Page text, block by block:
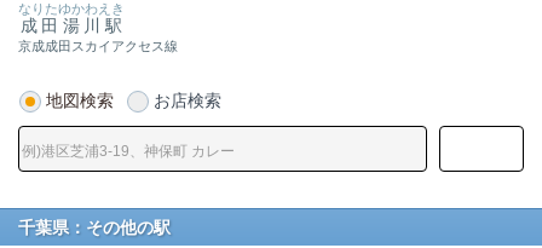
成田湯川駅
なりたゆかわえき
京成成田スカイアクセス線
地図検索 お店検索
千葉県：その他の駅